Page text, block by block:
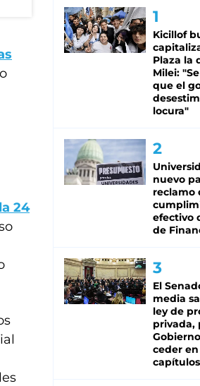
24
Kicillof
Plaza la
Milei:
que el
locura"
nuevo
reclamo
efectivo
de
El
media
ley de
privada,
ceder
capítulos